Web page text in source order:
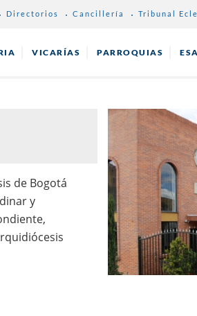
Directorios Cancillería Tribunal
VICARÍAS PARROQUIAS
de Bogotá
y